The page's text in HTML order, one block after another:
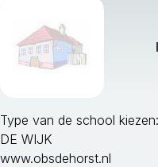
Type van de school
DE WIJK
www.obsdehorst.nl